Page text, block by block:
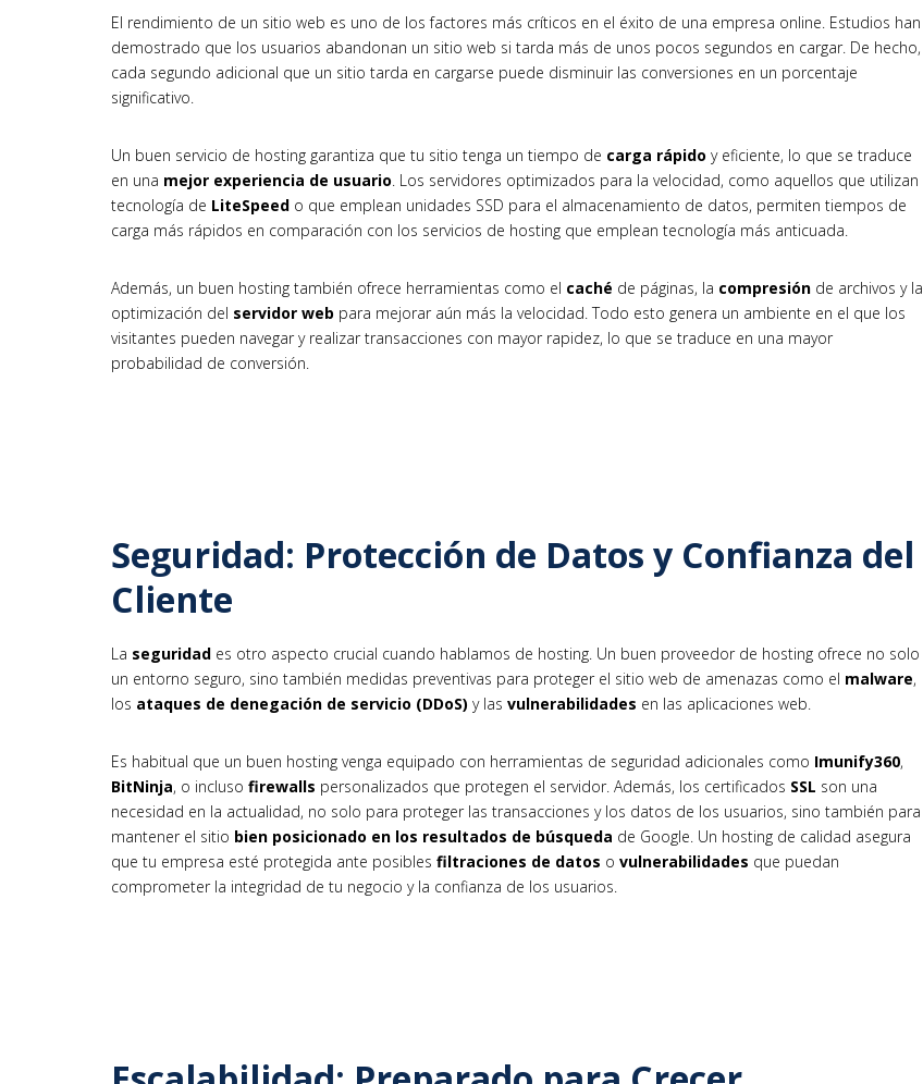
El rendimiento de un sitio web es uno de los factores más críticos en el éxito de una empresa online. Estudios han
demostrado que los usuarios abandonan un sitio web si tarda más de unos pocos segundos en cargar. De hecho,
cada segundo adicional que un sitio tarda en cargarse puede disminuir las conversiones en un porcentaje
significativo.
Un buen servicio de hosting garantiza que tu sitio tenga un tiempo de carga rápido y eficiente, lo que se traduce
en una mejor experiencia de usuario . Los servidores optimizados para la velocidad, como aquellos que utilizan
tecnología de LiteSpeed o que emplean unidades SSD para el almacenamiento de datos, permiten tiempos de
carga más rápidos en comparación con los servicios de hosting que emplean tecnología más anticuada.
Además, un buen hosting también ofrece herramientas como el caché de páginas, la compresión de archivos y la
optimización del servidor web para mejorar aún más la velocidad. Todo esto genera un ambiente en el que los
visitantes pueden navegar y realizar transacciones con mayor rapidez, lo que se traduce en una mayor
probabilidad de conversión.
Seguridad: Protección de Datos y Confianza del
Cliente
La seguridad es otro aspecto crucial cuando hablamos de hosting. Un buen proveedor de hosting ofrece no solo
un entorno seguro, sino también medidas preventivas para proteger el sitio web de amenazas como el malware,
los ataques de denegación de servicio (DDoS) y las vulnerabilidades en las aplicaciones web.
Es habitual que un buen hosting venga equipado con herramientas de seguridad adicionales como Imunify360,
BitNinja, o incluso firewalls personalizados que protegen el servidor. Además, los certificados SSL son una
necesidad en la actualidad, no solo para proteger las transacciones y los datos de los usuarios, sino también para
mantener el sitio bien posicionado en los resultados de búsqueda de Google. Un hosting de calidad asegura
que tu empresa esté protegida ante posibles filtraciones de datos o vulnerabilidades que puedan
comprometer la integridad de tu negocio y la confianza de los usuarios.